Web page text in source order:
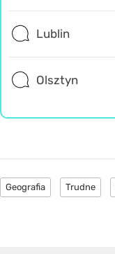
Lublin
Olsztyn
Geografia Trudne